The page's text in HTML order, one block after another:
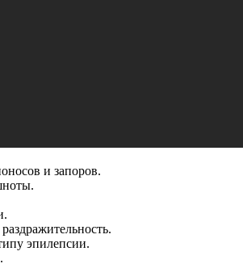
и запоров.
эпилепсии.